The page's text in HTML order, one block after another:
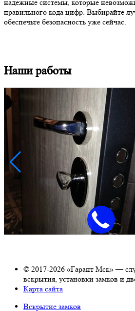
надежные системы, которые
правильного кода цифр. Выбирайте
обеспечьте безопасность уже сейчас.
Наши работы
© 2017-2026 «Гарант Мск» —
вскрытия, установки замков и
Карта сайта
Вскрытие замков